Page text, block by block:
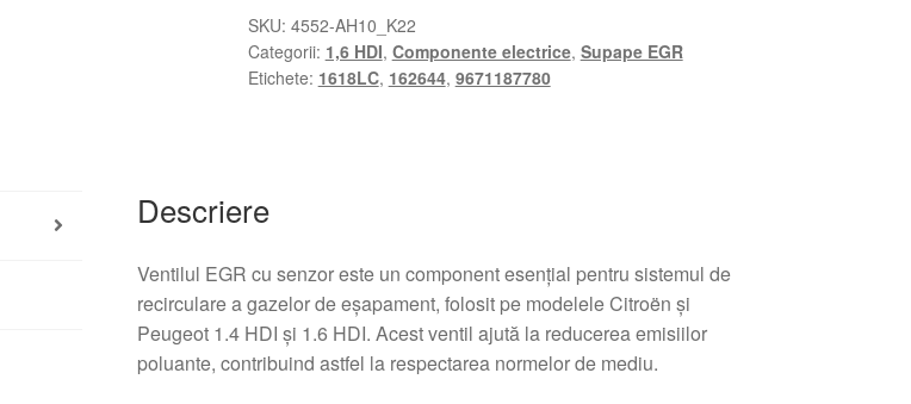
SKU: 4552-AH10_K22
Categorii: 1,6 HDI, Componente electrice, Supape EGR
Etichete: 1618LC, 162644, 9671187780
Descriere
Ventilul EGR cu senzor este un component esențial pentru sistemul de
recirculare a gazelor de eșapament, folosit pe modelele Citroën și
Peugeot 1.4 HDI și 1.6 HDI. Acest ventil ajută la reducerea emisiilor
poluante, contribuind astfel la respectarea normelor de mediu.